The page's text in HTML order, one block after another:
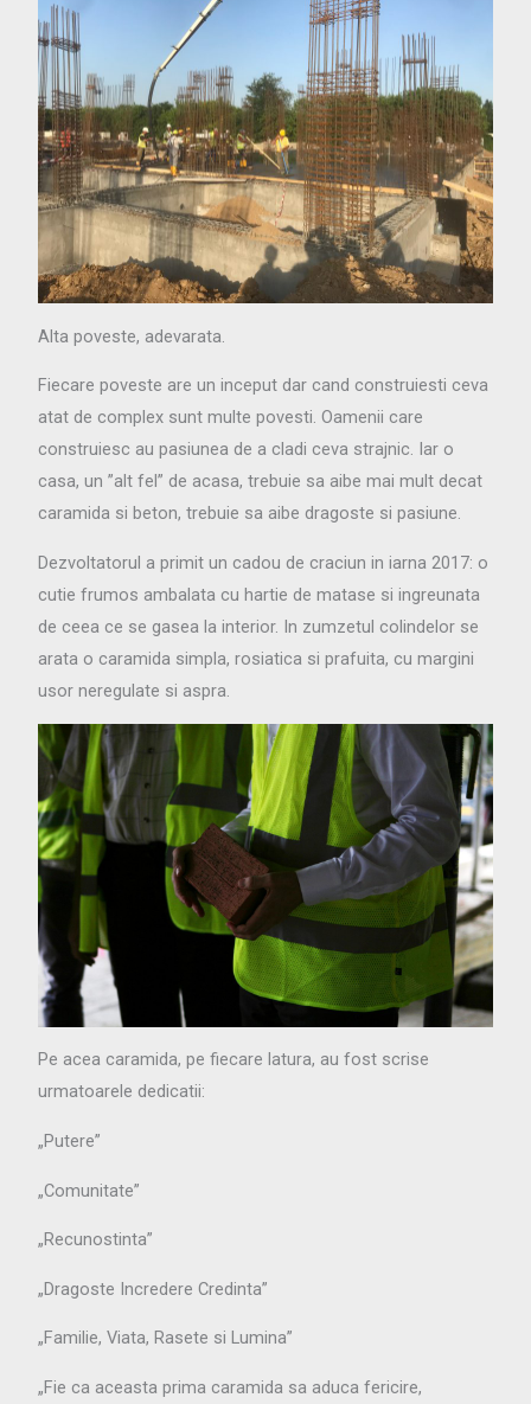
Alta poveste, adevarata.
Fiecare poveste are un inceput dar cand construiesti ceva
atat de complex sunt multe povesti. Oamenii care
construiesc au pasiunea de a cladi ceva strajnic. Iar o
casa, un ”alt fel” de acasa, trebuie sa aibe mai mult decat
caramida si beton, trebuie sa aibe dragoste si pasiune.
Dezvoltatorul a primit un cadou de craciun in iarna 2017: o
cutie frumos ambalata cu hartie de matase si ingreunata
de ceea ce se gasea la interior. In zumzetul colindelor se
arata o caramida simpla, rosiatica si prafuita, cu margini
usor neregulate si aspra.
Pe acea caramida, pe fiecare latura, au fost scrise
urmatoarele dedicatii:
„Putere”
„Comunitate”
„Recunostinta”
„Dragoste Incredere Credinta”
„Familie, Viata, Rasete si Lumina”
„Fie ca aceasta prima caramida sa aduca fericire,